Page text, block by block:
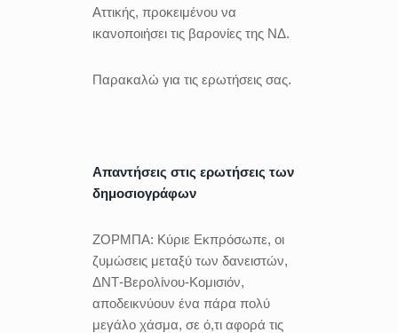
Αττικής, προκειμένου να
ικανοποιήσει τις βαρονίες της ΝΔ.
Παρακαλώ για τις ερωτήσεις σας.
Απαντήσεις στις ερωτήσεις των
δημοσιογράφων
ΖΟΡΜΠΑ: Κύριε Εκπρόσωπε, οι
ζυμώσεις μεταξύ των δανειστών,
ΔΝΤ-Βερολίνου-Κομισιόν,
αποδεικνύουν ένα πάρα πολύ
μεγάλο χάσμα, σε ό,τι αφορά τις